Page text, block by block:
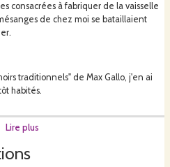
consacrées à fabriquer de la vaisselle
de chez moi se bataillaient
traditionnels" de Max Gallo, j'en ai
habités.
de l'envie de prendre soin du vivant
Lire plus